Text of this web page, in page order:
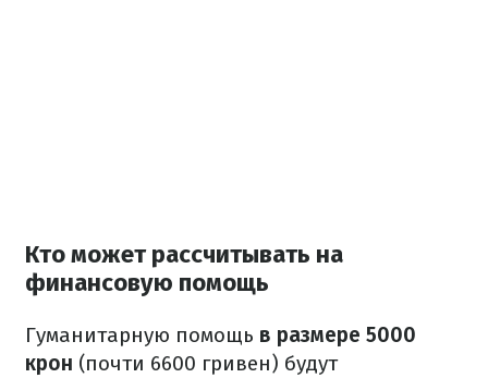
Кто может рассчитывать на
финансовую помощь
Гуманитарную помощь в размере 5000
крон (почти 6600 гривен) будут